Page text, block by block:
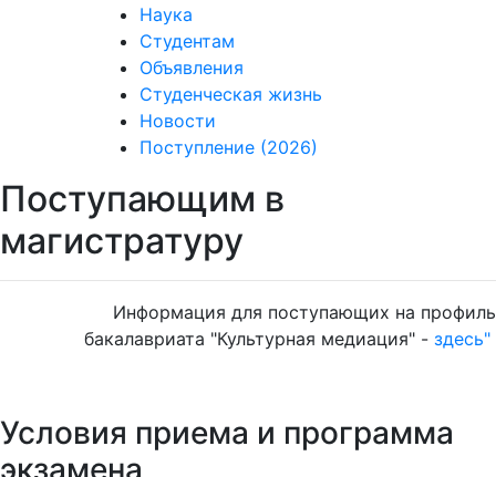
Наука
Студентам
Объявления
Студенческая жизнь
Новости
Поступление (2026)
Поступающим в
магистратуру
Информация для поступающих на профиль
бакалавриата "Культурная медиация" - здесь"
Условия приема и программа
экзамена